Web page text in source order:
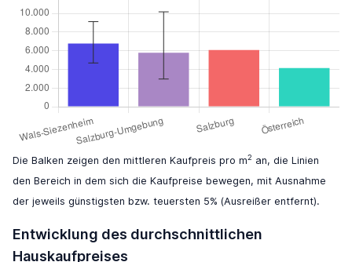
Die Balken zeigen den mittleren Kaufpreis pro m2 an, die Linien
den Bereich in dem sich die Kaufpreise bewegen, mit Ausnahme
der jeweils günstigsten bzw. teuersten 5% (Ausreißer entfernt).
Entwicklung des durchschnittlichen
Hauskaufpreises